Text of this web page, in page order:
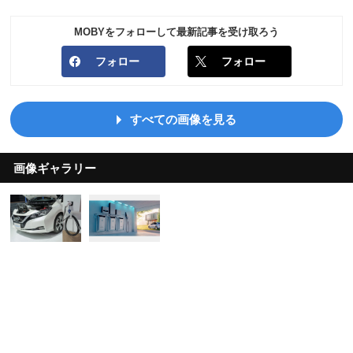
MOBYをフォローして最新記事を受け取ろう
フォロー フォロー
すべての画像を見る
画像ギャラリー